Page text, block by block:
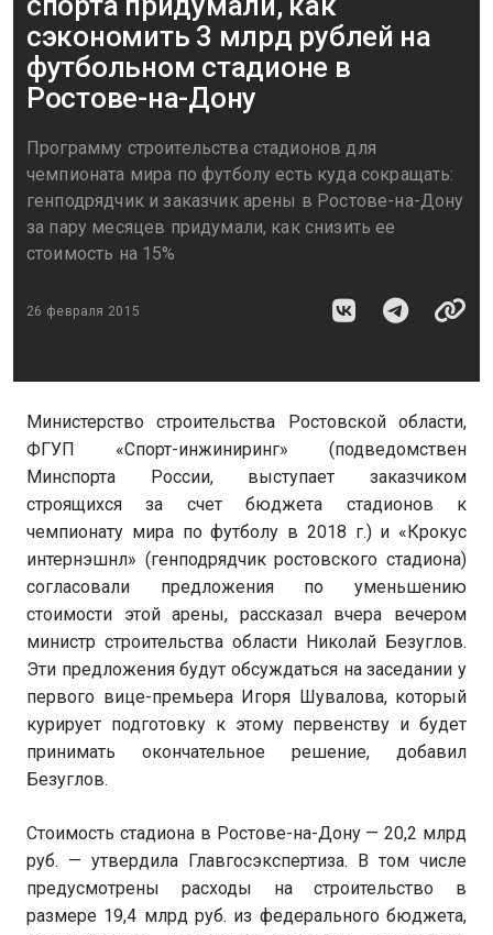
сэкономить 3 млрд рублей на
футбольном стадионе в
Ростове-на-Дону
Программу строительства стадионов для
чемпионата мира по футболу есть куда сокращать:
генподрядчик и заказчик арены в Ростове-на-Дону
за пару месяцев придумали, как снизить ее
стоимость на 15%
26 февраля 2015
Министерство строительства Ростовской области,
ФГУП «Спорт-инжиниринг» (подведомствен
Минспорта России, выступает заказчиком
строящихся за счет бюджета стадионов к
чемпионату мира по футболу в 2018 г.) и «Крокус
интернэшнл» (генподрядчик ростовского стадиона)
согласовали предложения по уменьшению
стоимости этой арены, рассказал вчера вечером
министр строительства области Николай Безуглов.
Эти предложения будут обсуждаться на заседании у
первого вице-премьера Игоря Шувалова, который
курирует подготовку к этому первенству и будет
принимать окончательное решение, добавил
Безуглов.
Стоимость стадиона в Ростове-на-Дону — 20,2 млрд
руб. — утвердила Главгосэкспертиза. В том числе
предусмотрены расходы на строительство в
размере 19,4 млрд руб. из федерального бюджета,